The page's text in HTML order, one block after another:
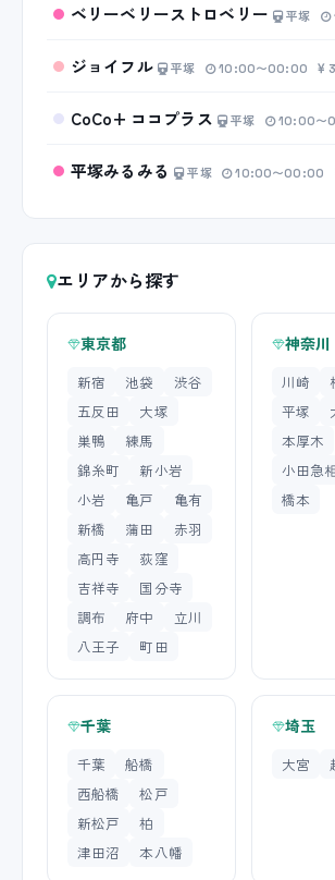
ベリーベリーストロベリー 平塚
ジョイフル 平塚 10:00〜00:00
CoCo+ ココプラス 平塚 10:00
平塚みるみる 平塚 10:00〜00:00
エリアから探す
東京都
新宿 池袋
渋谷
五反田
大塚
巣鴨
練馬
錦糸町
新小岩
小岩
亀戸
亀有
新橋
蒲田
赤羽
高円寺
荻窪
吉祥寺
国分寺
調布
府中
立川
八王子
町田
神奈川
川崎
平塚
本厚木
小田急
橋本
千葉
千葉
船橋
西船橋
松戸
新松戸
柏
津田沼
本八幡
埼玉
大宮